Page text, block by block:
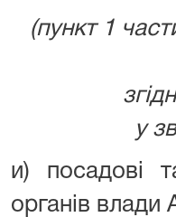
(пункт 1
у
и) посадові
органів влади